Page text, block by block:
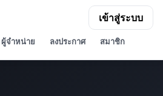
ผู้จำหน่าย ลงประกาศ สมาชิก
เข้าสู่ระบบ